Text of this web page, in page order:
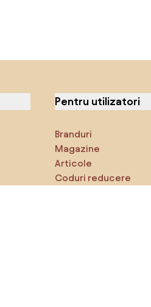
Pentru utilizatori
Branduri
Magazine
Articole
Coduri reducere